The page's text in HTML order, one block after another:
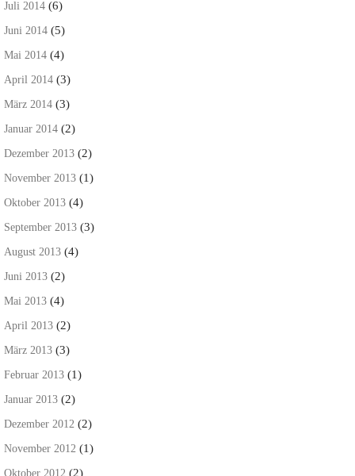
Juli 2014 (6)
Juni 2014 (5)
Mai 2014 (4)
April 2014 (3)
März 2014 (3)
Januar 2014 (2)
Dezember 2013 (2)
November 2013 (1)
Oktober 2013 (4)
September 2013 (3)
August 2013 (4)
Juni 2013 (2)
Mai 2013 (4)
April 2013 (2)
März 2013 (3)
Februar 2013 (1)
Januar 2013 (2)
Dezember 2012 (2)
November 2012 (1)
Oktober 2012 (2)